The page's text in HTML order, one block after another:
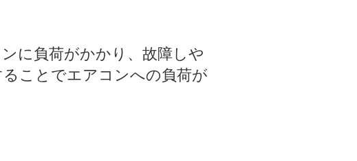
に負荷がかかり、故障しや
ことでエアコンへの負荷が